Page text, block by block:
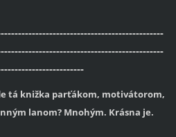
tá knižka parťákom, motivátorom,
lanom? Mnohým. Krásna je.